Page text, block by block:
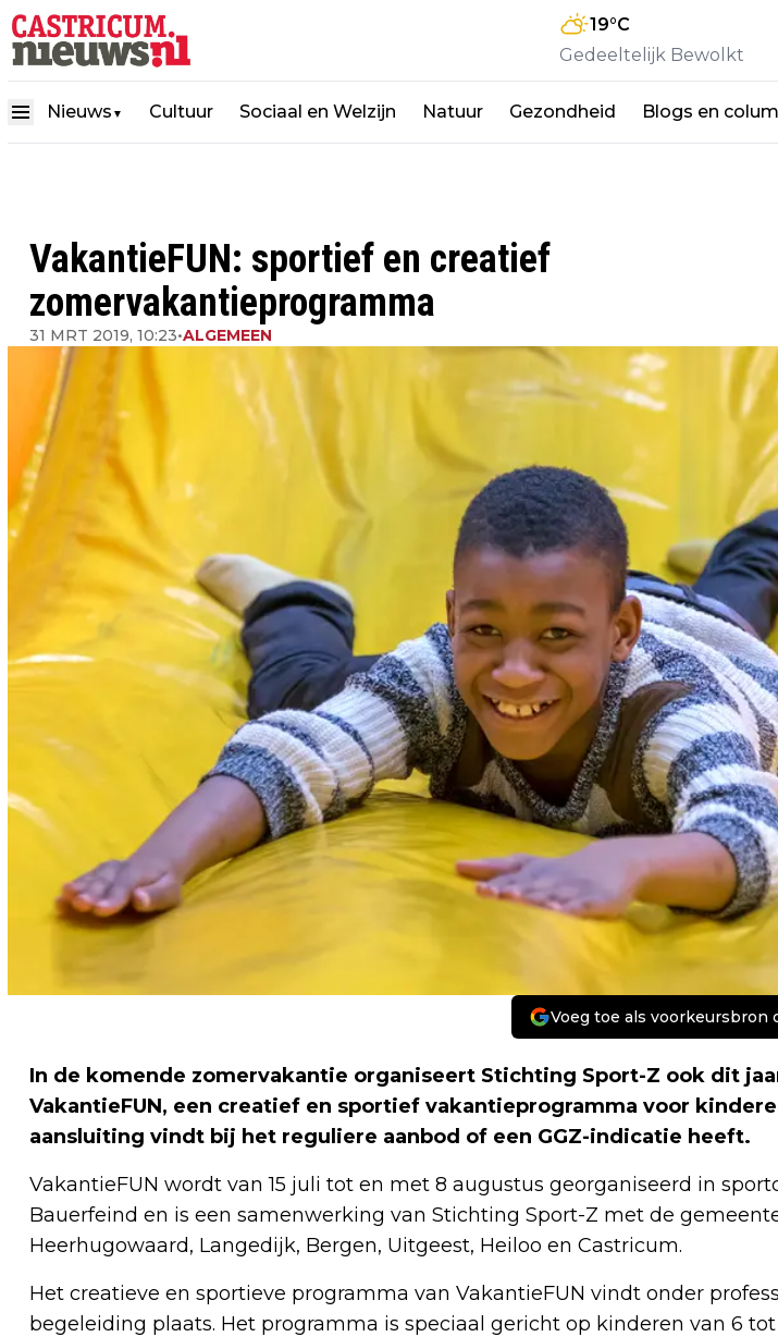
19°C
Gedeeltelijk Bewolkt
Nieuws ▼ Cultuur Sociaal en Welzijn Natuur Gezondheid Blogs en
VakantieFUN: sportief en creatief
zomervakantieprogramma
31 MRT 2019, 10:23•ALGEMEEN
Voeg toe als voorkeursbron
In de komende zomervakantie organiseert Stichting Sport-Z ook dit
VakantieFUN, een creatief en sportief vakantieprogramma voor
aansluiting vindt bij het reguliere aanbod of een GGZ-indicatie heeft.
VakantieFUN wordt van 15 juli tot en met 8 augustus georganiseerd in
Bauerfeind en is een samenwerking van Stichting Sport-Z met de
Heerhugowaard, Langedijk, Bergen, Uitgeest, Heiloo en Castricum.
Het creatieve en sportieve programma van VakantieFUN vindt onder
begeleiding plaats. Het programma is speciaal gericht op kinderen van 6 tot